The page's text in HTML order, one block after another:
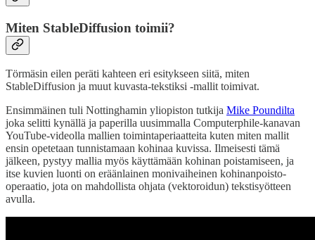
Miten StableDiffusion toimii?
Törmäsin eilen peräti kahteen eri esitykseen siitä, miten
StableDiffusion ja muut kuvasta-tekstiksi -mallit toimivat.
Ensimmäinen tuli Nottinghamin yliopiston tutkija Mike Poundilta
joka selitti kynällä ja paperilla uusimmalla Computerphile-kanavan
YouTube-videolla mallien toimintaperiaatteita kuten miten mallit
ensin opetetaan tunnistamaan kohinaa kuvissa. Ilmeisesti tämä
jälkeen, pystyy mallia myös käyttämään kohinan poistamiseen, ja
itse kuvien luonti on eräänlainen monivaiheinen kohinanpoisto-
operaatio, jota on mahdollista ohjata (vektoroidun) tekstisyötteen
avulla.